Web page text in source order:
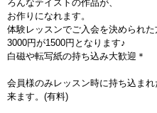
ろんなテイストの作品が、
お作りになれます。
体験レッスンでご入会を決められ
3000円が1500円となります♪
白磁や転写紙の持ち込み大歓迎＊
会員様のみレッスン時に持ち込まれ
来ます。(有料)